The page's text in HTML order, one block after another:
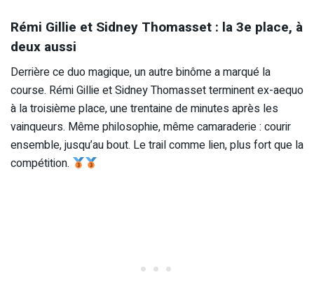
Rémi Gillie et Sidney Thomasset : la 3e place, à
deux aussi
Derrière ce duo magique, un autre binôme a marqué la
course. Rémi Gillie et Sidney Thomasset terminent ex-aequo
à la troisième place, une trentaine de minutes après les
vainqueurs. Même philosophie, même camaraderie : courir
ensemble, jusqu’au bout. Le trail comme lien, plus fort que la
compétition.